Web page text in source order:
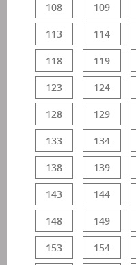
108 109
113 114
118 119
123 124
128 129
133 134
138 139
143 144
148 149
153 154